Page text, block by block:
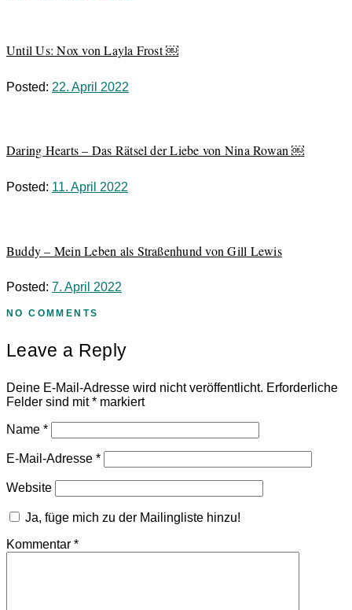
Until Us: Nox von Layla Frost ￼
Posted: 22. April 2022
Daring Hearts – Das Rätsel der Liebe von Nina Rowan ￼
Posted: 11. April 2022
Buddy – Mein Leben als Straßenhund von Gill Lewis
Posted: 7. April 2022
NO COMMENTS
Leave a Reply
Deine E-Mail-Adresse wird nicht veröffentlicht. Erforderliche
Felder sind mit* markiert
Name *
E-Mail-Adresse *
Website
Ja, füge mich zu der Mailingliste hinzu!
Kommentar *